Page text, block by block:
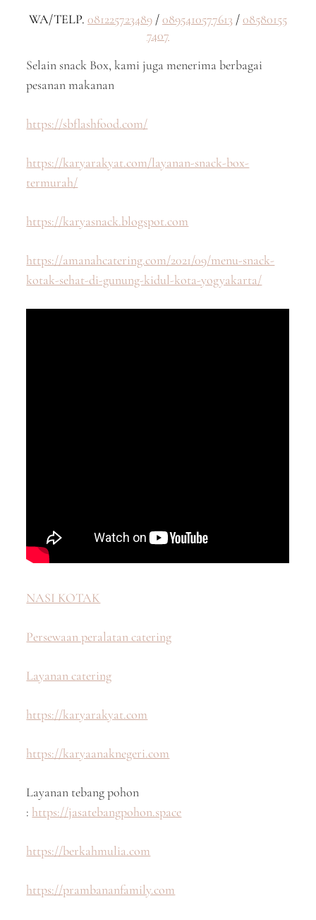
WA/TELP. 081225723489 /0895410577613 /08580155
7407
Selain snack Box, kami juga menerima berbagai
pesanan makanan
https://sbflashfood.com/
https://karyarakyat.com/layanan-snack-box-
termurah/
https://karyasnack.blogspot.com
https://amanahcatering.com/2021/09/menu-snack-
kotak-sehat-di-gunung-kidul-kota-yogyakarta/
NASI KOTAK
Persewaan peralatan catering
Layanan catering
https://karyarakyat.com
https://karyaanaknegeri.com
Layanan tebang pohon
: https://jasatebangpohon.space
https://berkahmulia.com
https://prambananfamily.com